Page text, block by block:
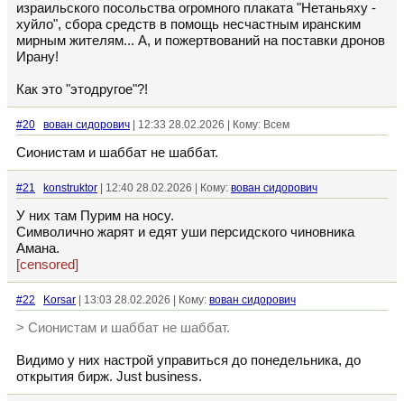
израильского посольства огромного плаката "Нетаньяху -
хуйло", сбора средств в помощь несчастным иранским
мирным жителям... А, и пожертвований на поставки дронов
Ирану!
Как это "этодругое"?!
#20 вован сидорович | 12:33 28.02.2026 | Кому: Всем
Сионистам и шаббат не шаббат.
#21 konstruktor | 12:40 28.02.2026 | Кому: вован сидорович
У них там Пурим на носу.
Символично жарят и едят уши персидского чиновника
Амана.
[censored]
#22 Korsar | 13:03 28.02.2026 | Кому: вован сидорович
> Сионистам и шаббат не шаббат.
Видимо у них настрой управиться до понедельника, до
открытия бирж. Just business.